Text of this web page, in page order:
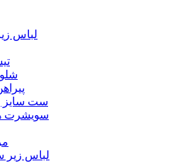
لباس
ست سایز
سویشرت
لباس زیر